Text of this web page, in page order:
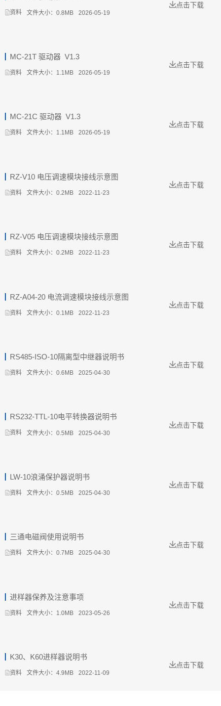
资料 文件大小：0.8MB 2026-05-19
点击下载
资料
MC-21T 驱动器_V1.3
文件大小：1.1MB 2026-05-19
点击下载
资料
MC-21C 驱动器_V1.3
文件大小：1.1MB 2026-05-19
点击下载
资料
RZ-V10 电压调速模块接线示意图
文件大小：0.2MB 2022-11-23
点击下载
资料
RZ-V05 电压调速模块接线示意图
文件大小：0.2MB 2022-11-23
点击下载
资料
RZ-A04-20 电流调速模块接线示意图
文件大小：0.1MB 2022-11-23
点击下载
资料
RS485-ISO-10隔离型中继器说明书
文件大小：0.6MB 2025-04-30
点击下载
资料
RS232-TTL-10电平转换器说明书
文件大小：0.5MB 2025-04-30
点击下载
资料
LW-10浪涌保护器说明书
文件大小：0.5MB 2025-04-30
点击下载
资料
三通电磁阀使用说明书
文件大小：0.7MB 2025-04-30
点击下载
资料
进样器保养及注意事项
文件大小：1.0MB 2023-05-26
点击下载
资料
K30、K60进样器说明书
文件大小：4.9MB 2022-11-09
点击下载